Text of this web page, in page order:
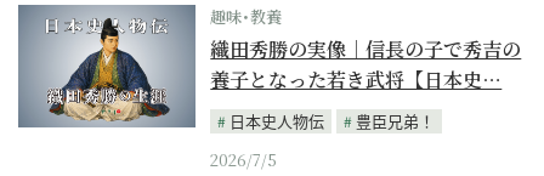
趣味･教養
織田秀勝の実像｜信長の子で秀吉の
養子となった若き武将【日本史…
日本史人物伝
豊臣兄弟！
2026/7/5